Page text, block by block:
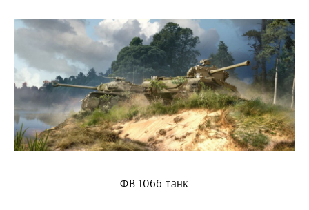
ФВ 1066 танк